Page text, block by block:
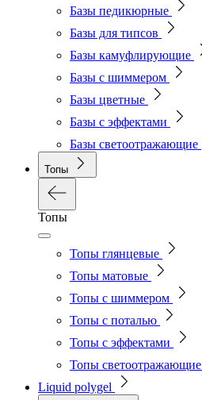
Базы педикюрные
Базы для типсов
Базы камуфлирующие
Базы с шиммером
Базы цветные
Базы с эффектами
Базы светоотражающие
Топы
Топы
Топы глянцевые
Топы матовые
Топы с шиммером
Топы с поталью
Топы с эффектами
Топы светоотражающие
Liquid polygel